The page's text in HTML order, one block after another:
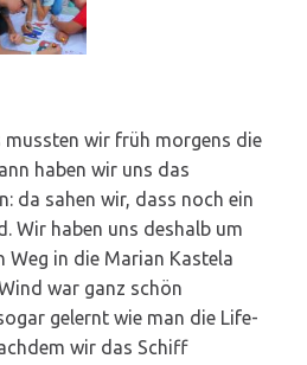
mussten wir früh morgens die
haben wir uns das
da sahen wir, dass noch ein
Wir haben uns deshalb um
Weg in die Marian Kastela
war ganz schön
gelernt wie man die Life-
wir das Schiff